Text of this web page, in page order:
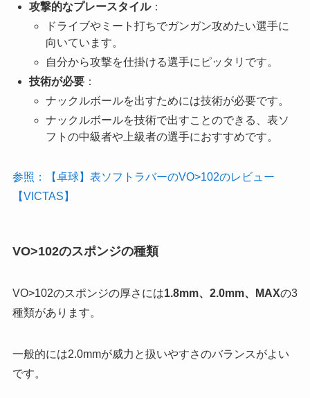
攻撃的なプレースタイル：
ドライブやミート打ちでガンガン攻めたい選手に
向いています。
自分から攻撃を仕掛ける選手にピッタリです。
技術が必要：
ナックルボールを出すためには技術が必要です。
ナックルボールを技術で出すことのできる、表ソ
フトの中級者や上級者の選手におすすめです。
参照：【卓球】表ソフトラバーのVO>102のレビュー
【VICTAS】
VO>102のスポンジの種類
VO>102のスポンジの厚さには1.8mm、2.0mm、MAXの3
種類があります。
一般的には2.0mmが威力と扱いやすさのバランスがよい
です。